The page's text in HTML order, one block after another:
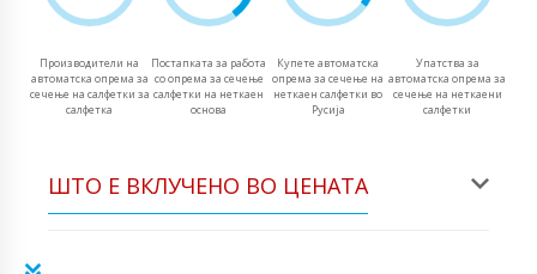
Производители на
автоматска опрема за
сечење на салфетки за
салфетка
Постапката за работа
со опрема за сечење
салфетки на неткаен
основа
Купете автоматска
опрема за сечење на
неткаен салфетки во
Русија
Упатства за
автоматска опрема за
сечење на неткаени
салфетки
ШТО Е ВКЛУЧЕНО ВО ЦЕНАТА